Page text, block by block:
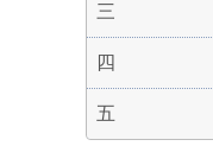
三
四
五